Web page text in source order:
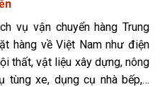
vụ vận chuyển hàng Trung
hàng về Việt Nam như điện
thất, vật liệu xây dựng, nông
tùng xe, dụng cụ nhà bếp,…